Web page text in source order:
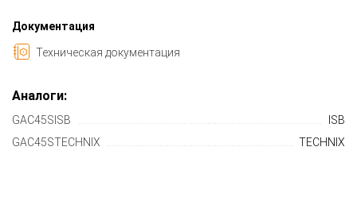
Документация
Техническая документация
Аналоги:
GAC45SISB
ISB
GAC45STECHNIX
TECHNIX